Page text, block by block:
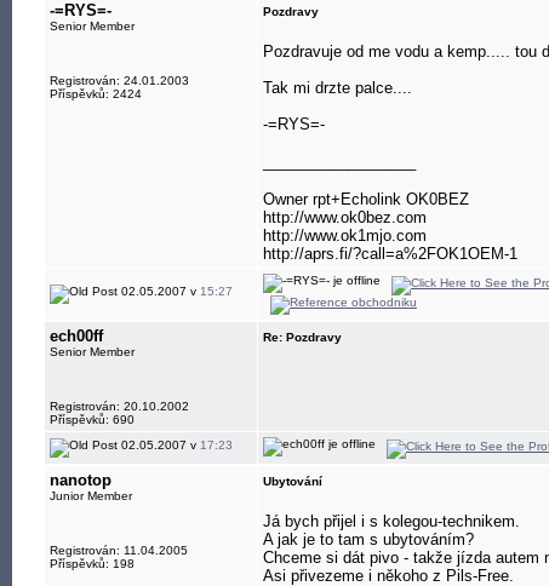
-=RYS=-
Senior Member
Registrován: 24.01.2003
Příspěvků: 2424
Pozdravy
Pozdravuje od me vodu a kemp..... tou
Tak mi drzte palce....
-=RYS=-
Owner rpt+Echolink OK0BEZ
http://www.ok0bez.com
http://www.ok1mjo.com
http://aprs.fi/?call=a%2FOK1OEM-1
02.05.2007 v 15:27
ech00ff
Senior Member
Registrován: 20.10.2002
Příspěvků: 690
Re: Pozdravy
02.05.2007 v 17:23
nanotop
Junior Member
Registrován: 11.04.2005
Příspěvků: 198
Ubytování
Já bych přijel i s kolegou-technikem.
A jak je to tam s ubytováním?
Chceme si dát pivo - takže jízda autem
Asi přivezeme i někoho z Pils-Free.